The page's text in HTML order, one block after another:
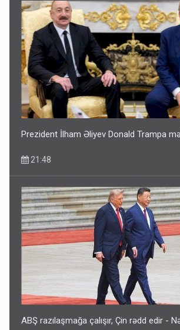
İlham Əliyev müharibədə də, sülhdə də
Hikmət Hacıyev
15:02
Pakistan prezidentindən Azərbaycanla
13:58
Prezident İlham Əliyev Donald Trampa
21:48
ABŞ razılaşmağa çalışır, Çin rədd edir -